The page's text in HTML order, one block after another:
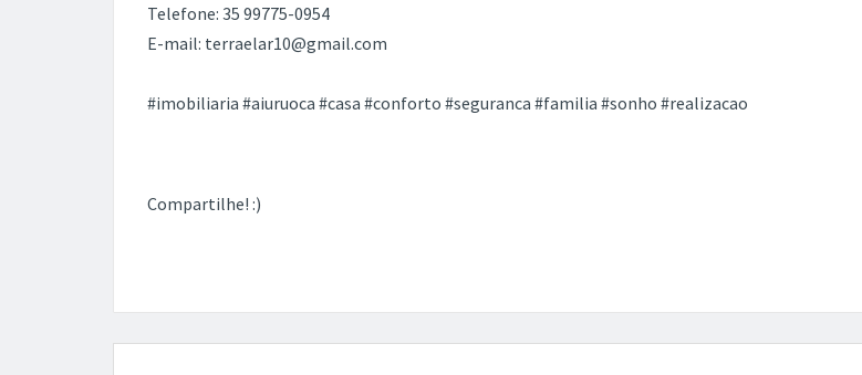
Telefone: 35 99775-0954
E-mail: terraelar10@gmail.com
#imobiliaria #aiuruoca #casa #conforto #seguranca #familia #sonho #realizacao
Compartilhe! :)